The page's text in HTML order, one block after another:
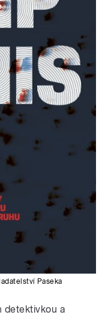
Paseka
detektivkou a